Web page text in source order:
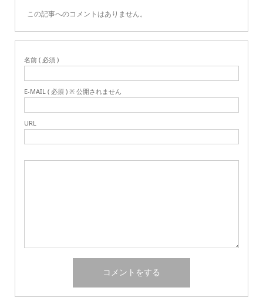
この記事へのコメントはありません。
名前 ( 必須 )
E-MAIL ( 必須 ) ※ 公開されません
URL